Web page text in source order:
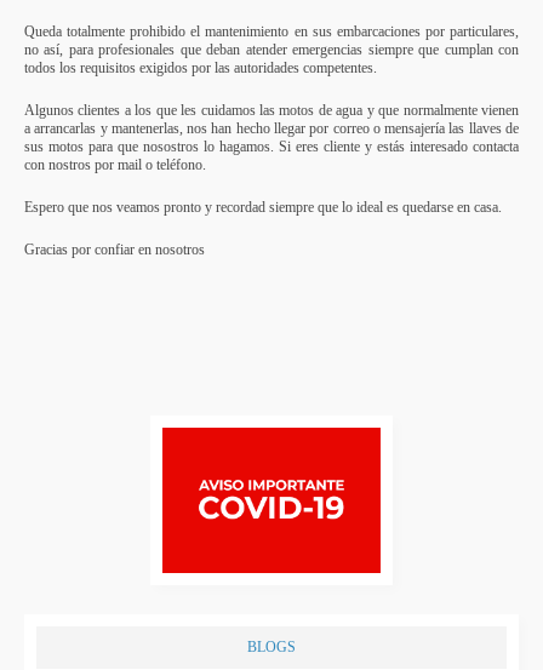
Queda totalmente prohibido el mantenimiento en sus embarcaciones por particulares,
no así, para profesionales que deban atender emergencias siempre que cumplan con
todos los requisitos exigidos por las autoridades competentes.
Algunos clientes a los que les cuidamos las motos de agua y que normalmente vienen
a arrancarlas y mantenerlas, nos han hecho llegar por correo o mensajería las llaves de
sus motos para que nosostros lo hagamos. Si eres cliente y estás interesado contacta
con nostros por mail o teléfono.
Espero que nos veamos pronto y recordad siempre que lo ideal es quedarse en casa.
Gracias por confiar en nosotros
BLOGS